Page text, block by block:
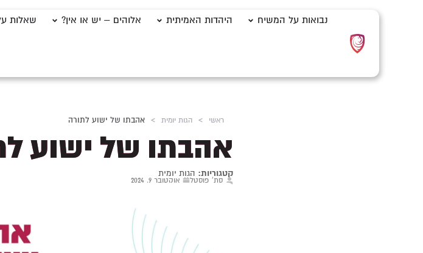
נבואות על המשיח היהדות האמיתית אלוהים – יש או אין? שאלות
ראשי > הגות יומית > אהבתו של ישוע לתורה
אהבתו של ישוע
קטגוריות: הגות יומית
סת' פוסטל אוקטובר 9, 2024